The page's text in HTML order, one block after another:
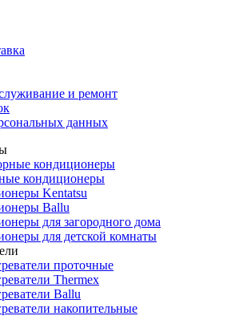
и ремонт
данных
кондиционеры
кондиционеры
Kentatsu
Ballu
для загородного дома
для детской комнаты
проточные
Thermex
Ballu
накопительные